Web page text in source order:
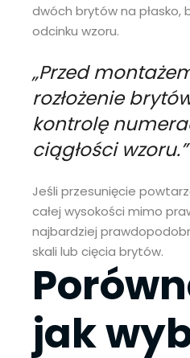
dwóch brytów na płasko,
odcinku wzoru.
„Przed
rozłożenie
kontrolę
ciągłości wzoru.”
Jeśli przesunięcie
całej wysokości mimo
najbardziej
skali lub cięcia brytów.
jak